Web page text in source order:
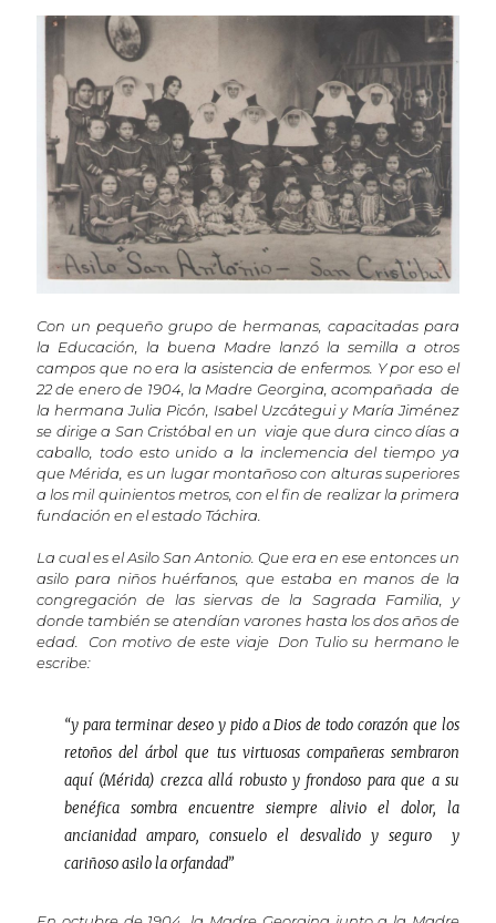
Con un pequeño grupo de hermanas, capacitadas para
la Educación, la buena Madre lanzó la semilla a otros
campos que no era la asistencia de enfermos. Y por eso el
22 de enero de 1904, la Madre Georgina, acompañada de
la hermana Julia Picón, Isabel Uzcátegui y María Jiménez
se dirige a San Cristóbal en un viaje que dura cinco días a
caballo, todo esto unido a la inclemencia del tiempo ya
que Mérida, es un lugar montañoso con alturas superiores
a los mil quinientos metros, con el fin de realizar la primera
fundación en el estado Táchira.
La cual es el Asilo San Antonio. Que era en ese entonces un
asilo para niños huérfanos, que estaba en manos de la
congregación de las siervas de la Sagrada Familia, y
donde también se atendían varones hasta los dos años de
edad. Con motivo de este viaje Don Tulio su hermano le
escribe:
“y para terminar deseo y pido a Dios de todo corazón que los
retoños del árbol que tus virtuosas compañeras sembraron
aquí (Mérida) crezca allá robusto y frondoso para que a su
benéfica sombra encuentre siempre alivio el dolor, la
ancianidad amparo, consuelo el desvalido y seguro y
cariñoso asilo la orfandad”